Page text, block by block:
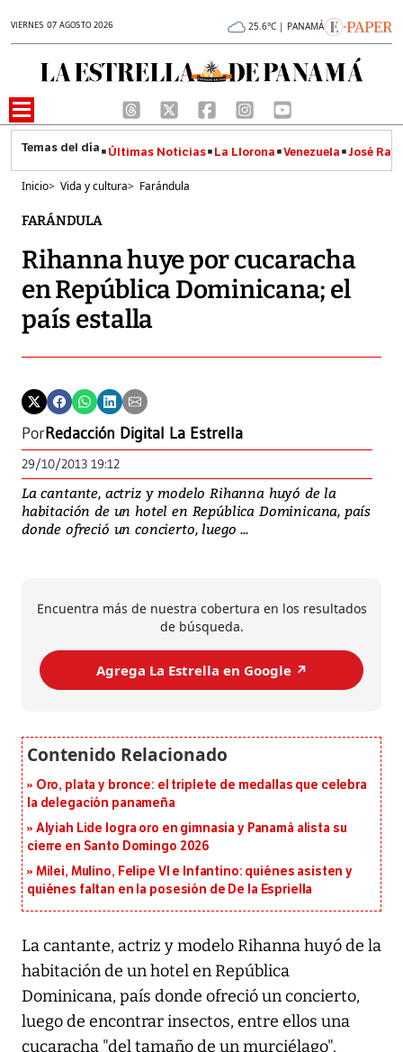
VIERNES 07 AGOSTO 2026 25.6°C | PANAMÁ
Últimas Noticias La Llorona Venezuela José
Inicio> Vida y cultura> Farándula
FARÁNDULA
Rihanna huye por cucaracha
en República Dominicana; el
país estalla
PorRedacción Digital La Estrella
29/10/2013 19:12
La cantante, actriz y modelo Rihanna huyó de la
habitación de un hotel en República Dominicana, país
donde ofreció un concierto, luego ...
Encuentra más de nuestra cobertura en los resultados
de búsqueda.
Agrega La Estrella en Google ↗️
Oro, plata y bronce: el triplete de medallas que celebra
la delegación panameña
Alyiah Lide logra oro en gimnasia y Panamá alista su
cierre en Santo Domingo 2026
Milei, Mulino, Felipe VI e Infantino: quiénes asisten y
quiénes faltan en la posesión de De la Espriella
La cantante, actriz y modelo Rihanna huyó de la
habitación de un hotel en República
Dominicana, país donde ofreció un concierto,
luego de encontrar insectos, entre ellos una
cucaracha "del tamaño de un murciélago".